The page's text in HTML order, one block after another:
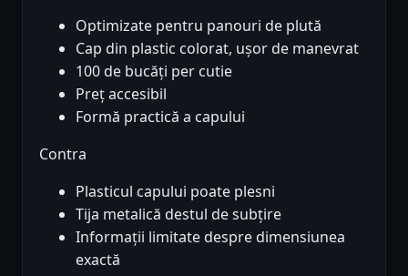
Optimizate pentru panouri de plută
Cap din plastic colorat, ușor de manevrat
100 de bucăți per cutie
Preț accesibil
Formă practică a capului
Contra
Plasticul capului poate plesni
Tija metalică destul de subțire
Informații limitate despre dimensiunea
exactă